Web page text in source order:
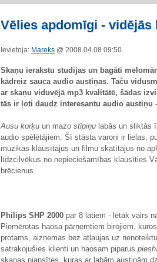
Vēlies apdomīgi -
Ievietoja: Mareks @ 2008.04.08 09:50
Skaņu ierakstu studijas un bagāti
kādreiz sauca audio austiņas. Taču
ar skaņu viduvējā mp3 kvalitātē, šādas
tās ir ļoti daudz interesantu audio austiņu
Ausu korķu un mazo stīpiņu labās un sliktās
audio spēlētājiem. Šī stāsta varoņi ir lielas,
mūzikas klausītājus un filmu skatītājus no
līdzcilvēkus no nepieciešamības klausīties
brēcienus.
Philips SHP 2000 par 8 latiem - lētāk vairs
Piemērotas haosa pārņemtiem birojiem,
protams, aizņemas bez atļaujas uz
satrakojušies klienti un haosam piparus
skaņas niansītes, kuras ar labām austiņām